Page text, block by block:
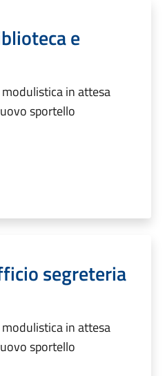
e
in attesa
sportello
segreteria
in attesa
sportello